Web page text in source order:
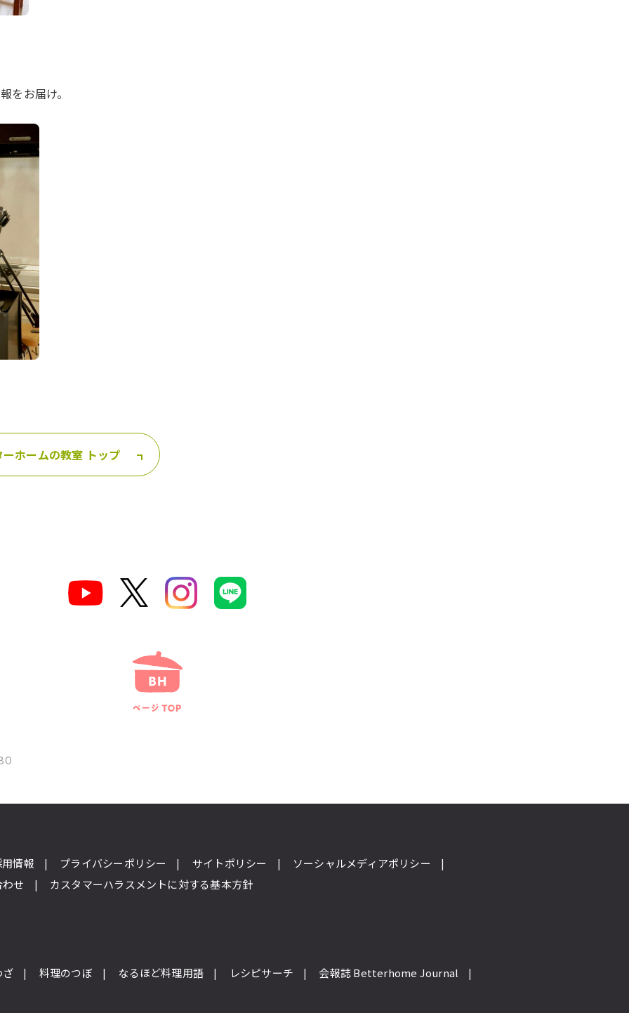
お届け。
ーホームの教室 トップ
情報 プライバシーポリシー サイトポリシー
ソーシャルメディアポリシー
せ
カスタマーハラスメントに対する基本方針
ざ 料理のつぼ なるほど料理用語 レシピサーチ 会報誌 Betterhome Journal